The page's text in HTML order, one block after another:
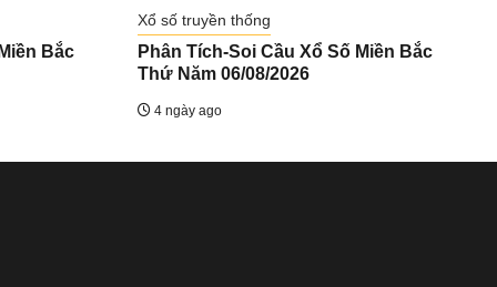
Bắc
Xổ số truyền thống
Phân Tích-Soi Cầu Xổ Số Miền Bắc
Thứ Năm 06/08/2026
4 ngày ago